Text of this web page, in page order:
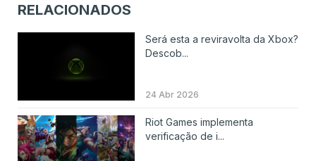
RELACIONADOS
Será esta a reviravolta da Xbox?
Descob...
24 Abr 2026
Riot Games implementa
verificação de i...